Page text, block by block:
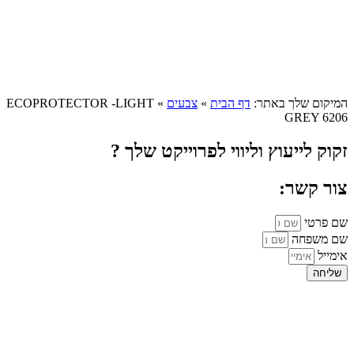
המיקום שלך באתר: דף הבית » צבעים »
ECOPROTECTOR -LIGHT
GREY 6206
זקוק לייעוץ וליווי לפרוייקט שלך ?
צור קשר:
שם פרטי
שם משפחה
אימייל
שליחה